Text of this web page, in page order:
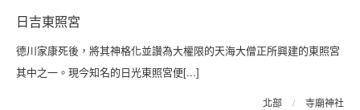
日吉東照宮
德川家康死後，將其神格化並讚為大權限的天海大僧正所興建的東照宮
其中之一。現今知名的日光東照宮便[...]
北部 / 寺廟神社